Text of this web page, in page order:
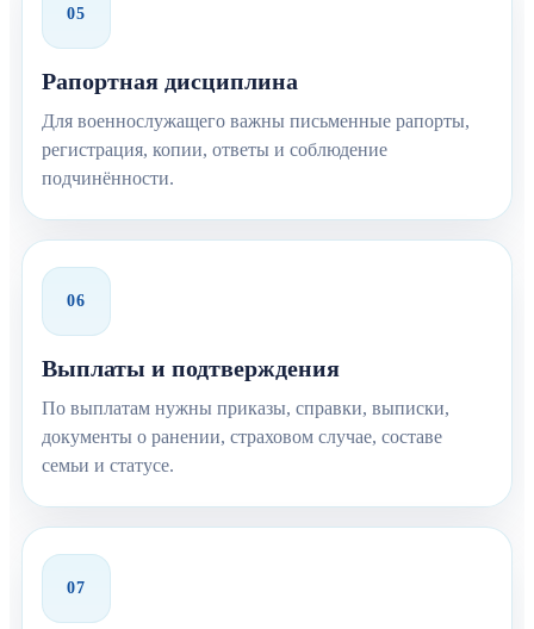
05
Рапортная дисциплина
Для военнослужащего важны письменные рапорты,
регистрация, копии, ответы и соблюдение
подчинённости.
06
Выплаты и подтверждения
По выплатам нужны приказы, справки, выписки,
документы о ранении, страховом случае, составе
семьи и статусе.
07